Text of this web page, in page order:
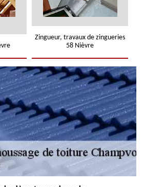
Zingueur, travaux de zingueries
58 Nièvre